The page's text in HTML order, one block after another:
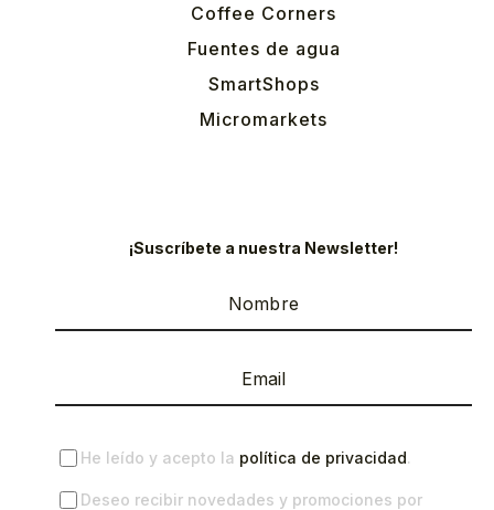
Coffee Corners
Fuentes de agua
SmartShops
Micromarkets
¡Suscríbete a nuestra Newsletter!
He leído y acepto la política de privacidad.
Deseo recibir novedades y promociones por